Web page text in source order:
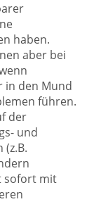
haben.
aber bei
in den Mund
führen.
der
und
sofort mit